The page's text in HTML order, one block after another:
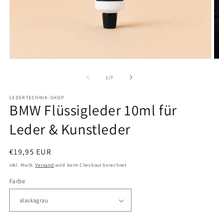
1/von
7
LEDERTECHNIK-SHOP
BMW Flüssigleder 10ml für
Leder & Kunstleder
Normaler
Preis
€19,95 EUR
inkl. MwSt.Versand wird beim Checkout berechnet
Farbe